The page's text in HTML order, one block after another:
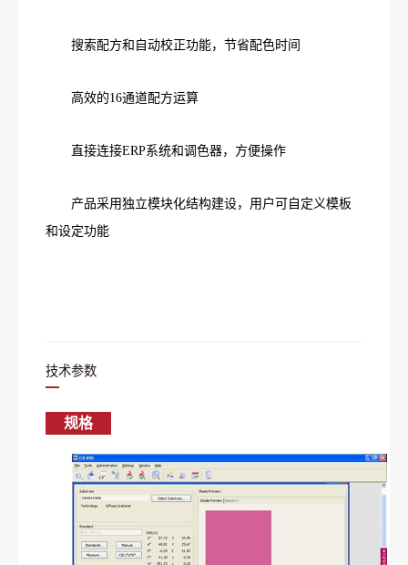
搜索配方和自动校正功能，节省配色时间
高效的16通道配方运算
直接连接ERP系统和调色器，方便操作
产品采用独立模块化结构建设，用户可自定义模板
和设定功能
技术参数
规格